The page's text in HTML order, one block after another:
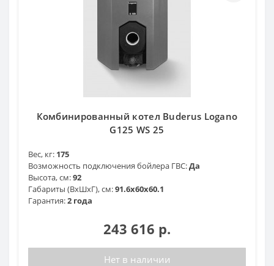
Комбинированный котел Buderus Logano
G125 WS 25
Вес, кг: 175
Возможность подключения бойлера ГВС:Да
Высота, см:92
Габариты (ВхШхГ), см:91.6x60x60.1
Гарантия:2 года
243 616 р.
Нет в наличии